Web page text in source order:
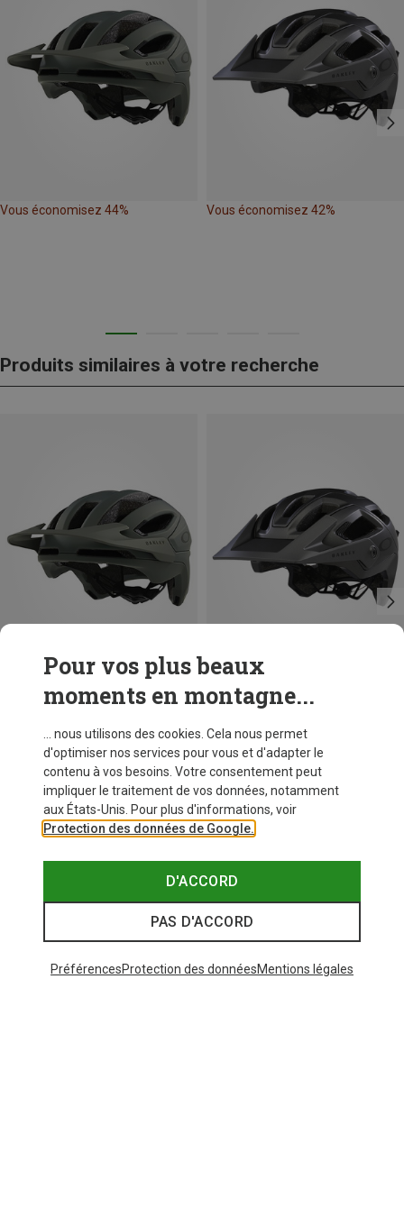
Vous économisez 44% Vous économisez 42%
Produits similaires à votre recherche
Vous économisez 44% Vous économisez 42%
Pour vos plus beaux
moments en montagne...
... nous utilisons des cookies. Cela nous permet
d'optimiser nos services pour vous et d'adapter le
contenu à vos besoins. Votre consentement peut
impliquer le traitement de vos données, notamment
aux États-Unis. Pour plus d'informations, voir
Protection des données de Google.
D'ACCORD
PAS D'ACCORD
PréférencesProtection des donnéesMentions légales